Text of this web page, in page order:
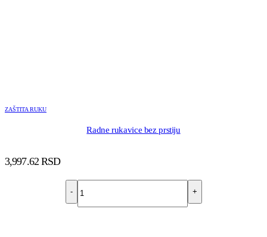
ZAŠTITA RUKU
Radne rukavice bez prstiju
3,997.62 RSD
- +